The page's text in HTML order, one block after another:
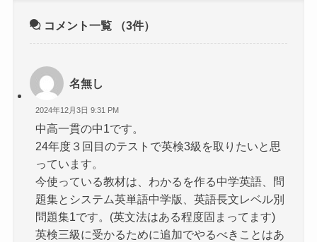
コメント一覧 （3件）
名無し
2024年12月3日 9:31 PM
中高一貫の中1です。
24年度３回目のテストで英検3級を取りたいと思
っています。
今使っている教材は、わかるを作る中学英語、問
題集とシステム英単語中学版、英語長文レベル別
問題集1です。(英文法はある程度固まってます)
英検三級に受かるために追加でやるべきことはあ